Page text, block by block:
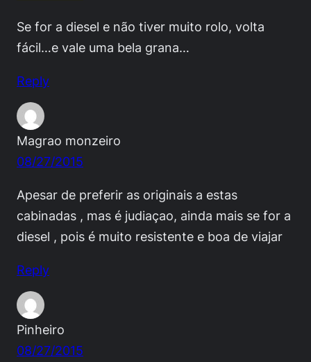
Se for a diesel e não tiver muito rolo, volta
fácil…e vale uma bela grana…
Reply
Magrao monzeiro
08/27/2015
Apesar de preferir as originais a estas
cabinadas , mas é judiaçao, ainda mais se for a
diesel , pois é muito resistente e boa de viajar
Reply
Pinheiro
08/27/2015